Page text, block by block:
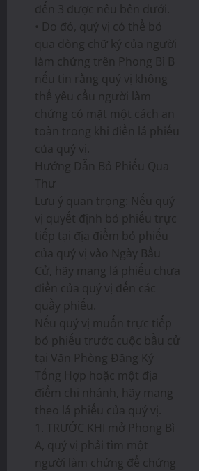
đến 3 được nêu bên dưới.
• Do đó, quý vị có thể bỏ
qua dòng chữ ký của người
làm chứng trên Phong Bì B
nếu tin rằng quý vị không
thể yêu cầu người làm
chứng có mặt một cách an
toàn trong khi điền lá phiếu
của quý vị.
Hướng Dẫn Bỏ Phiếu Qua
Thư
Lưu ý quan trọng: Nếu quý
vị quyết định bỏ phiếu trực
tiếp tại địa điểm bỏ phiếu
của quý vị vào Ngày Bầu
Cử, hãy mang lá phiếu chưa
điền của quý vị đến các
quầy phiếu.
Nếu quý vị muốn trực tiếp
bỏ phiếu trước cuộc bầu cử
tại Văn Phòng Đăng Ký
Tổng Hợp hoặc một địa
điểm chi nhánh, hãy mang
theo lá phiếu của quý vị.
1. TRƯỚC KHI mở Phong Bì
A, quý vị phải tìm một
người làm chứng để chứng